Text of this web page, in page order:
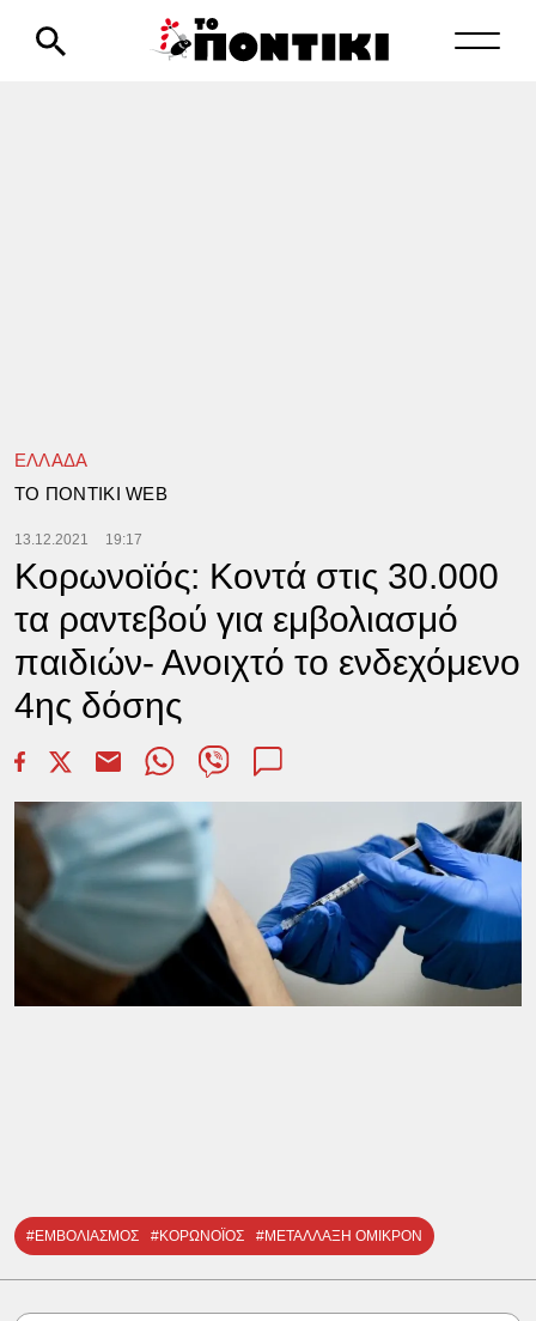
ΕΛΛΑΔΑ
TΟ ΠΟΝΤΙΚΙ WEB
13.12.2021 19:17
Κορωνοϊός: Κοντά στις 30.000
τα ραντεβού για εμβολιασμό
παιδιών- Ανοιχτό το ενδεχόμενο
4ης δόσης
#ΕΜΒΟΛΙΑΣΜΟΣ #ΚΟΡΩΝΟΪΟΣ #ΜΕΤΑΛΛΑΞΗ ΟΜΙΚΡΟΝ